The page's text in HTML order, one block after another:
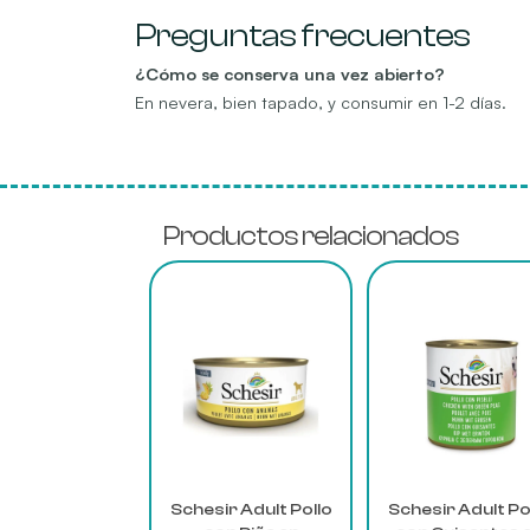
Preguntas frecuentes
¿Cómo se conserva una vez abierto?
En nevera, bien tapado, y consumir en 1-2 días.
Productos relacionados
Schesir Adult Pollo
múltiples
variantes.
Las
elegir
Schesir Adult
múltiples
variantes.
opciones
elegir